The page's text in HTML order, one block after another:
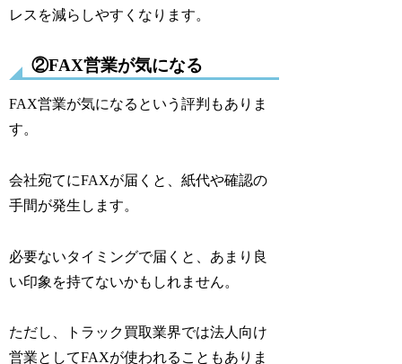
レスを減らしやすくなります。
②FAX営業が気になる
FAX営業が気になるという評判もありま
す。
会社宛てにFAXが届くと、紙代や確認の
手間が発生します。
必要ないタイミングで届くと、あまり良
い印象を持てないかもしれません。
ただし、トラック買取業界では法人向け
営業としてFAXが使われることもありま